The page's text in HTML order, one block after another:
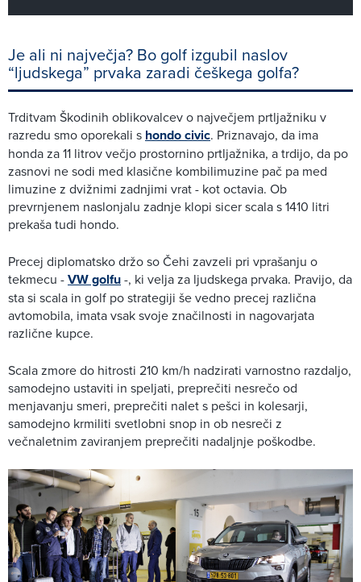
Je ali ni največja? Bo golf izgubil naslov
“ljudskega” prvaka zaradi češkega golfa?
Trditvam Škodinih oblikovalcev o največjem prtljažniku v
razredu smo oporekali s hondo civic. Priznavajo, da ima
honda za 11 litrov večjo prostornino prtljažnika, a trdijo, da po
zasnovi ne sodi med klasične kombilimuzine pač pa med
limuzine z dvižnimi zadnjimi vrat - kot octavia. Ob
prevrnjenem naslonjalu zadnje klopi sicer scala s 1410 litri
prekaša tudi hondo.
Precej diplomatsko držo so Čehi zavzeli pri vprašanju o
tekmecu -VW golfu-, ki velja za ljudskega prvaka. Pravijo, da
sta si scala in golf po strategiji še vedno precej različna
avtomobila, imata vsak svoje značilnosti in nagovarjata
različne kupce.
Scala zmore do hitrosti 210 km/h nadzirati varnostno razdaljo,
samodejno ustaviti in speljati, preprečiti nesrečo od
menjavanju smeri, preprečiti nalet s pešci in kolesarji,
samodejno krmiliti svetlobni snop in ob nesreči z
večnaletnim zaviranjem preprečiti nadaljnje poškodbe.